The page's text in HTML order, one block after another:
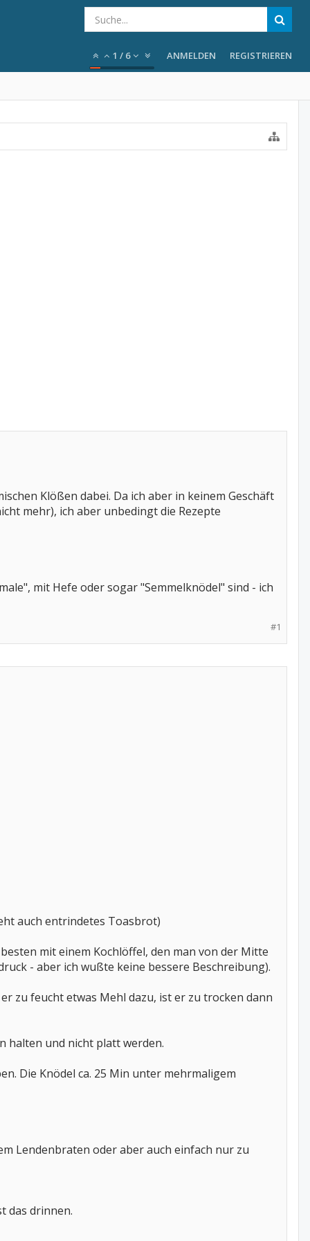
1 / 6 ANMELDEN REGISTRIEREN
Klößen dabei. Da ich aber in keinem Geschäft
mehr), ich aber unbedingt die Rezepte
mit Hefe oder sogar "Semmelknödel" sind - ich
#1
auch entrindetes Toasbrot)
mit einem Kochlöffel, den man von der Mitte
- aber ich wußte keine bessere Beschreibung).
zu feucht etwas Mehl dazu, ist er zu trocken dann
halten und nicht platt werden.
Die Knödel ca. 25 Min unter mehrmaligem
Lendenbraten oder aber auch einfach nur zu
das drinnen.